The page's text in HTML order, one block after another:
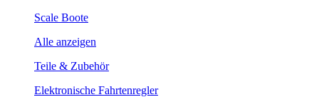
Scale Boote
Alle anzeigen
Teile & Zubehör
Elektronische Fahrtenregler